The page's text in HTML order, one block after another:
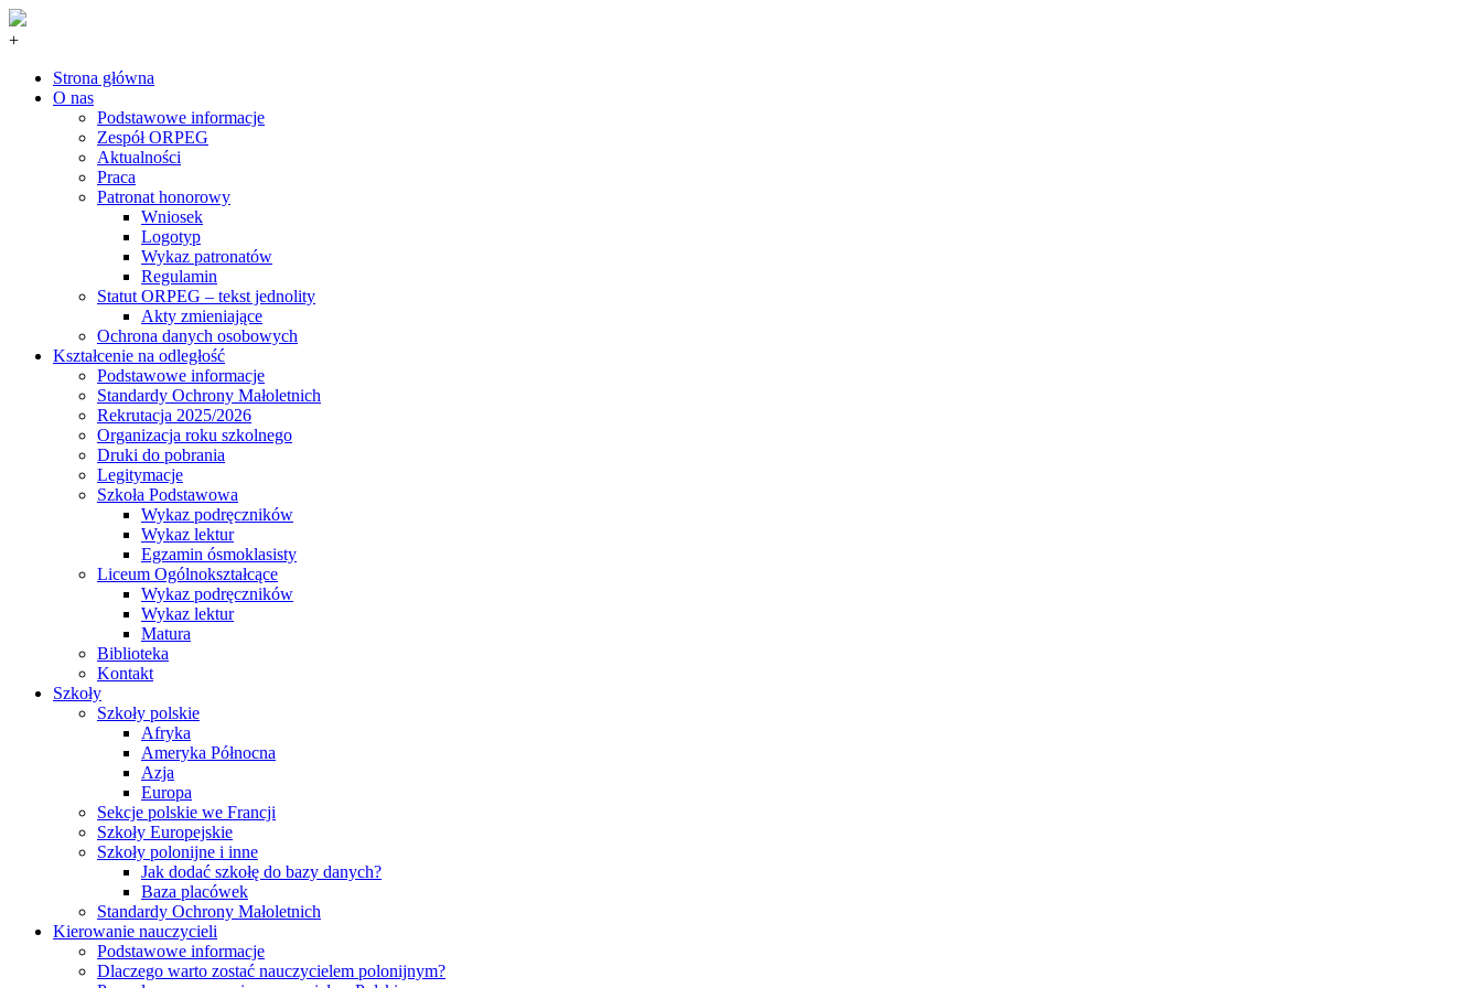
+
Strona główna
O nas
Podstawowe informacje
Zespół ORPEG
Aktualności
Praca
Patronat honorowy
Wniosek
Logotyp
Wykaz patronatów
Regulamin
Statut ORPEG – tekst jednolity
Akty zmieniające
Ochrona danych osobowych
Kształcenie na odległość
Podstawowe informacje
Standardy Ochrony Małoletnich
Rekrutacja 2025/2026
Organizacja roku szkolnego
Druki do pobrania
Legitymacje
Szkoła Podstawowa
Wykaz podręczników
Wykaz lektur
Egzamin ósmoklasisty
Liceum Ogólnokształcące
Wykaz podręczników
Wykaz lektur
Matura
Biblioteka
Kontakt
Szkoły
Szkoły polskie
Afryka
Ameryka Północna
Azja
Europa
Sekcje polskie we Francji
Szkoły Europejskie
Szkoły polonijne i inne
Jak dodać szkołę do bazy danych?
Baza placówek
Standardy Ochrony Małoletnich
Kierowanie nauczycieli
Podstawowe informacje
Dlaczego warto zostać nauczycielem polonijnym?